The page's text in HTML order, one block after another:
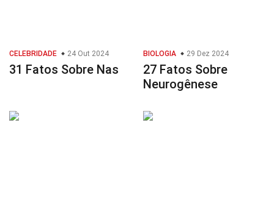
CELEBRIDADE 24 Out 2024
31 Fatos Sobre Nas
BIOLOGIA 29 Dez 2024
27 Fatos Sobre
Neurogênese